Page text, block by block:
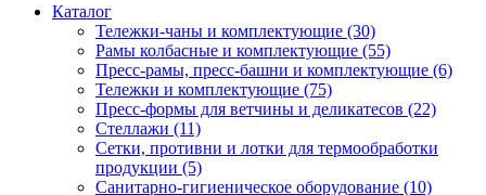
Каталог
Тележки-чаны и комплектующие (30)
Рамы колбасные и комплектующие (55)
Пресс-рамы, пресс-башни и комплектующие (6)
Тележки и комплектующие (75)
Пресс-формы для ветчины и деликатесов (22)
Стеллажи (11)
Сетки, противни и лотки для термообработки
продукции (5)
Санитарно-гигиеническое оборудование (10)